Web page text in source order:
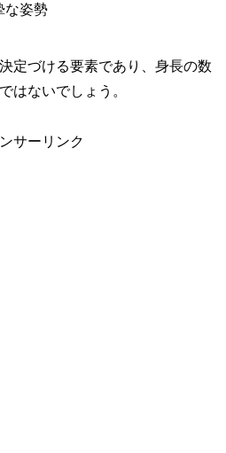
な姿勢
定づける要素であり、身長の数
はないでしょう。
サーリンク